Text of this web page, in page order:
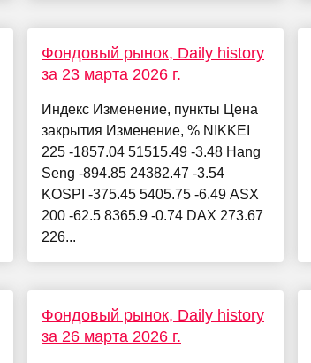
Фондовый рынок, Daily history
за 23 марта 2026 г.
Индекс Изменение, пункты Цена
закрытия Изменение, % NIKKEI
225 -1857.04 51515.49 -3.48 Hang
Seng -894.85 24382.47 -3.54
KOSPI -375.45 5405.75 -6.49 ASX
200 -62.5 8365.9 -0.74 DAX 273.67
226...
Фондовый рынок, Daily history
за 26 марта 2026 г.